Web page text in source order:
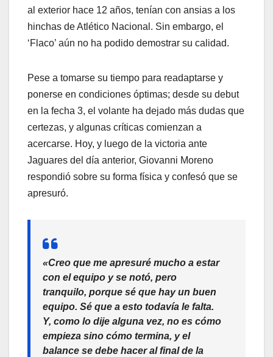
al exterior hace 12 años, tenían con ansias a los
hinchas de Atlético Nacional. Sin embargo, el
‘Flaco’ aún no ha podido demostrar su calidad.
Pese a tomarse su tiempo para readaptarse y
ponerse en condiciones óptimas; desde su debut
en la fecha 3, el volante ha dejado más dudas que
certezas, y algunas críticas comienzan a
acercarse. Hoy, y luego de la victoria ante
Jaguares del día anterior, Giovanni Moreno
respondió sobre su forma física y confesó que se
apresuró.
«Creo que me apresuré mucho a estar
con el equipo y se notó, pero
tranquilo, porque sé que hay un buen
equipo. Sé que a esto todavía le falta.
Y, como lo dije alguna vez, no es cómo
empieza sino cómo termina, y el
balance se debe hacer al final de la